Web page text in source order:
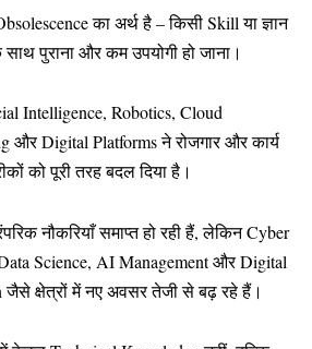
का अर्थ है – किसी Skill या ज्ञान
पुराना और कम उपयोगी हो जाना।
Intelligence, Robotics, Cloud
और Digital Platforms ने रोजगार और कार्य
को पूरी तरह बदल दिया है।
नौकरियाँ समाप्त हो रही हैं, लेकिन Cyber
Science, AI Management और Digital
जैसे क्षेत्रों में नए अवसर तेजी से बढ़ रहे हैं।